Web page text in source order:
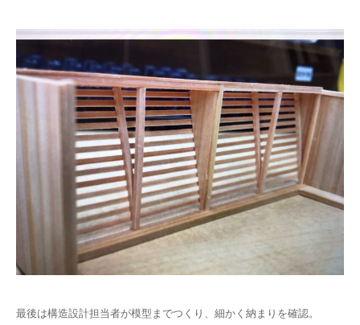
最後は構造設計担当者が模型までつくり、細かく納まりを確認。